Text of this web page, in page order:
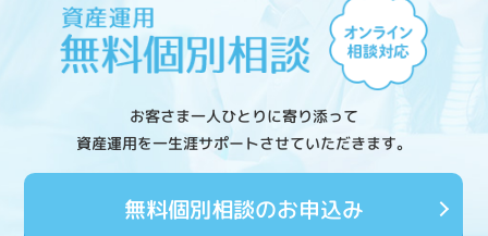
お客さま一人ひとりに寄り添って
資産運用を一生涯サポートさせていただきます。
無料個別相談のお申込み